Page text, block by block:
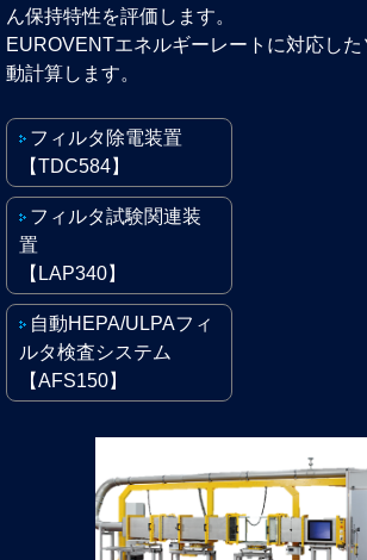
ん保持特性を評価します。
EUROVENTエネルギーレートに対応し
動計算します。
フィルタ除電装置
【TDC584】
フィルタ試験関連装
置
【LAP340】
自動HEPA/ULPAフィ
ルタ検査システム
【AFS150】